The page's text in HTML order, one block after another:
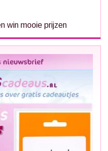
win mooie prijzen